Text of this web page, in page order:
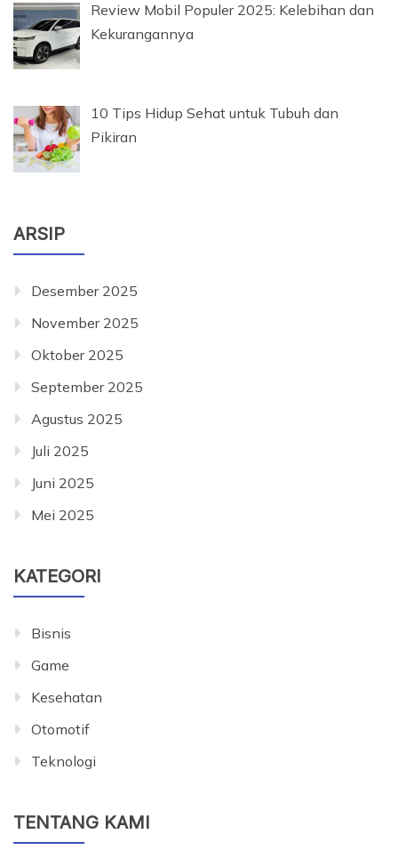
Review Mobil Populer 2025: Kelebihan dan
Kekurangannya
10 Tips Hidup Sehat untuk Tubuh dan
Pikiran
ARSIP
Desember 2025
November 2025
Oktober 2025
September 2025
Agustus 2025
Juli 2025
Juni 2025
Mei 2025
KATEGORI
Bisnis
Game
Kesehatan
Otomotif
Teknologi
TENTANG KAMI